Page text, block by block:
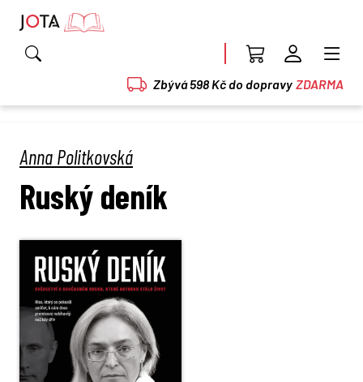
Zbývá 598 Kč do dopravy ZDARMA
Anna Politkovská
Ruský deník